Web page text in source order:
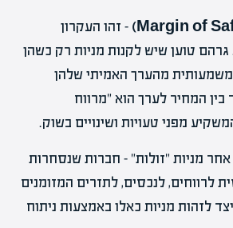
– זהו העקרון
טוען שיש לקנות מניות רק כשהן
מהערך האמיתי שלהן
המחיר לערך הוא "מרווח
מפני טעויות ושינויים בשוק.
אחר מניות "זולות" – חברות שנסחרות
לרווחים, לנכסים, לתזרים המזומנים
לזהות מניות כאלו באמצעות ניתוח